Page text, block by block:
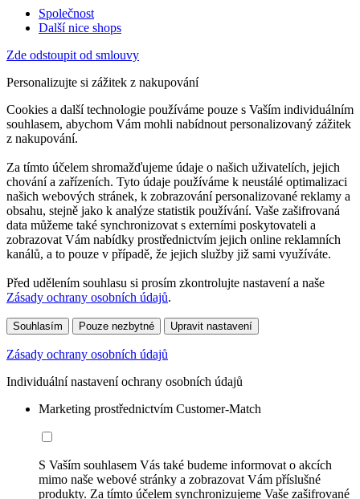
Společnost
Další nice shops
Zde odstoupit od smlouvy
Personalizujte si zážitek z nakupování
Cookies a další technologie používáme pouze s Vaším individuálním
souhlasem, abychom Vám mohli nabídnout personalizovaný zážitek
z nakupování.
Za tímto účelem shromažďujeme údaje o našich uživatelích, jejich
chování a zařízeních. Tyto údaje používáme k neustálé optimalizaci
našich webových stránek, k zobrazování personalizované reklamy a
obsahu, stejně jako k analýze statistik používání. Vaše zašifrovaná
data můžeme také synchronizovat s externími poskytovateli a
zobrazovat Vám nabídky prostřednictvím jejich online reklamních
kanálů, a to pouze v případě, že jejich služby již sami využíváte.
Před udělením souhlasu si prosím zkontrolujte nastavení a naše
Zásady ochrany osobních údajů.
Souhlasím Pouze nezbytné Upravit nastavení
Zásady ochrany osobních údajů
Individuální nastavení ochrany osobních údajů
Marketing prostřednictvím Customer-Match
S Vaším souhlasem Vás také budeme informovat o akcích
mimo naše webové stránky a zobrazovat Vám příslušné
produkty. Za tímto účelem synchronizujeme Vaše zašifrované